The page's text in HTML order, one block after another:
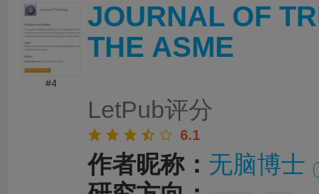
#4
JOURNAL OF
THE ASME
LetPub评分
6.1
作者昵称： 无脑博士